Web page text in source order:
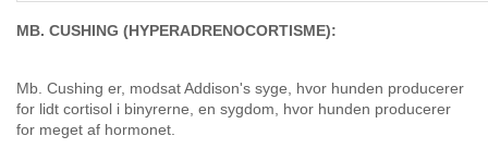
Udstillinger
Årsafslutninger
MB. CUSHING (HYPERADRENOCORTISME):
Mb. Cushing er, modsat Addison's syge, hvor hunden producerer
for lidt cortisol i binyrerne, en sygdom, hvor hunden producerer
for meget af hormonet.